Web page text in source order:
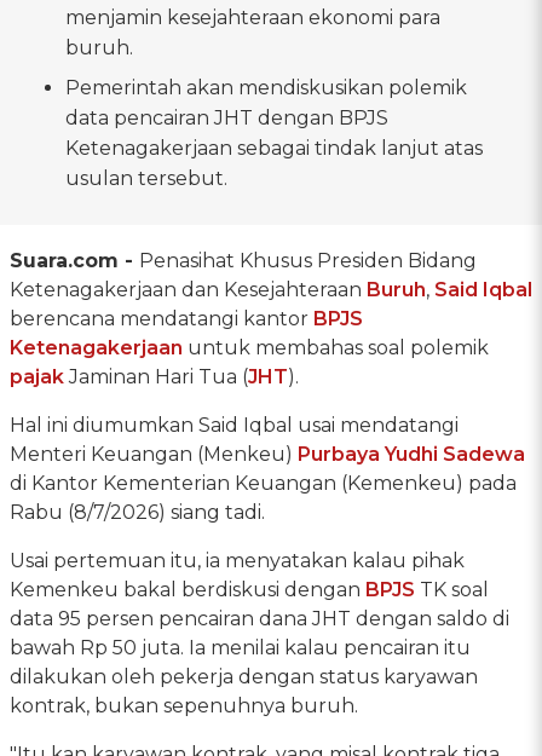
menjamin kesejahteraan ekonomi para
buruh.
Pemerintah akan mendiskusikan polemik
data pencairan JHT dengan BPJS
Ketenagakerjaan sebagai tindak lanjut atas
usulan tersebut.
Suara.com - Penasihat Khusus Presiden Bidang
Ketenagakerjaan dan Kesejahteraan Buruh, Said Iqbal
berencana mendatangi kantor BPJS
Ketenagakerjaan untuk membahas soal polemik
pajakJaminan Hari Tua (JHT).
Hal ini diumumkan Said Iqbal usai mendatangi
Menteri Keuangan (Menkeu) Purbaya Yudhi Sadewa
di Kantor Kementerian Keuangan (Kemenkeu) pada
Rabu (8/7/2026) siang tadi.
Usai pertemuan itu, ia menyatakan kalau pihak
Kemenkeu bakal berdiskusi dengan BPJS TK soal
data 95 persen pencairan dana JHT dengan saldo di
bawah Rp 50 juta. Ia menilai kalau pencairan itu
dilakukan oleh pekerja dengan status karyawan
kontrak, bukan sepenuhnya buruh.